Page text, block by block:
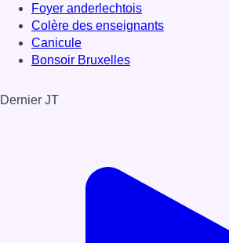
Foyer anderlechtois
Colère des enseignants
Canicule
Bonsoir Bruxelles
Dernier JT